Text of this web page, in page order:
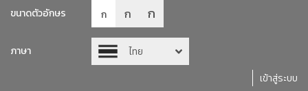
ขนาดตัวอักษร ก ก ก
ภาษา
ไทย
เข้าสู่ระบบ